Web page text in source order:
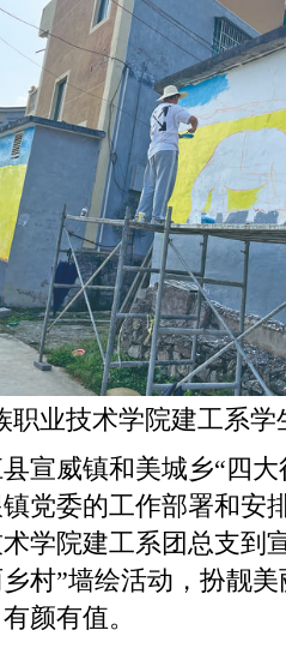
职业技术学院建工系
威镇和美城乡“四大
党委的工作部署和安
学院建工系团总支到
村”墙绘活动，扮靓
颜有值。